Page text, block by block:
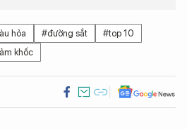
hỏa #đường sắt
#top 10
khốc